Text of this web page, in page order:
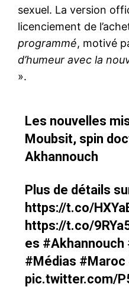
sexuel. La version
licenciement de
programmé, motivé
d’humeur avec la
».
Les nouvelles
Moubsit, spin
Akhannouch
Plus de détails
https://t.co/
https://t.co/
es #Akhannouch
#Médias #Maroc
pic.twitter.com/